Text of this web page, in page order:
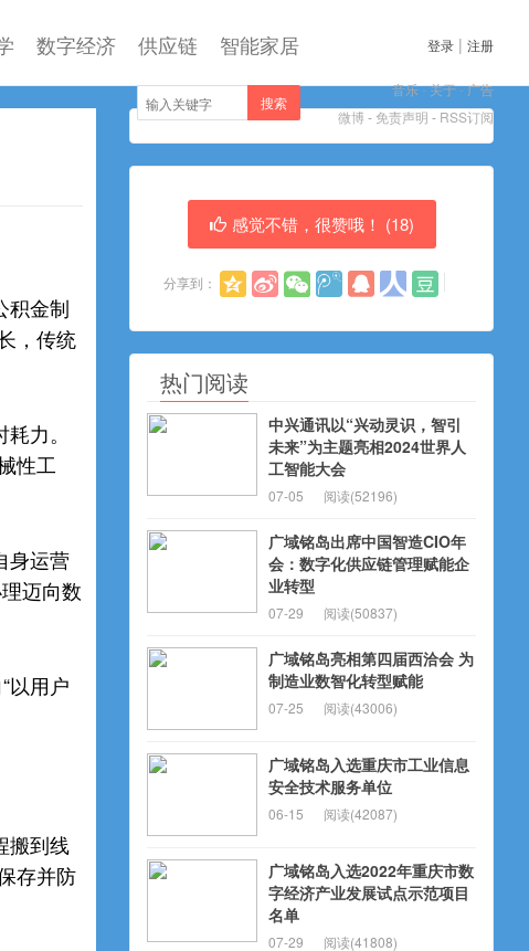
数字经济 供应链 智能家居 登录 | 注册
音乐-关于-广告
微博 - 免责声明 - RSS订阅
搜索
积金制
，传统
力。
性工
身运营
迈向数
以用户
搬到线
存并防
感觉不错，很赞哦！ (18)
分享到：
热门阅读
中兴通讯以“兴动灵识，智引
未来”为主题亮相2024世界人
工智能大会
07-05 阅读(52196)
广域铭岛出席中国智造CIO年
会：数字化供应链管理赋能企
业转型
07-29 阅读(50837)
广域铭岛亮相第四届西洽会 为
制造业数智化转型赋能
07-25 阅读(43006)
广域铭岛入选重庆市工业信息
安全技术服务单位
06-15 阅读(42087)
广域铭岛入选2022年重庆市数
字经济产业发展试点示范项目
名单
07-29 阅读(41808)